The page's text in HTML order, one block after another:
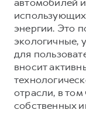
энергии. Это
экологичные,
для
вносит
отрасли, в
собственных